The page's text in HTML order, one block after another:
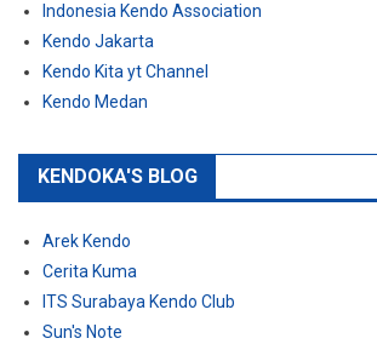
Indonesia Kendo Association
Kendo Jakarta
Kendo Kita yt Channel
Kendo Medan
KENDOKA'S BLOG
Arek Kendo
Cerita Kuma
ITS Surabaya Kendo Club
Sun's Note